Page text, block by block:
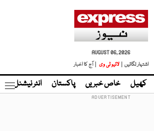
AUGUST 06, 2026
اشتہار لگائیں |
لائیو ٹی وی | آج کا اخبار
کھیل خاص خبریں پاکستان انٹر نیشنل